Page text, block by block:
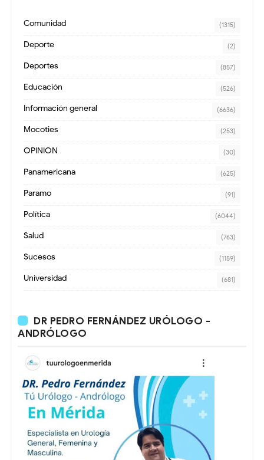
Comunidad (1315)
Deporte (2)
Deportes (857)
Educación (526)
Información general (6636)
Mocoties (253)
OPINION (30)
Panamericana (625)
Paramo (91)
Política (6044)
Salud (763)
Sucesos (1159)
Universidad (681)
DR PEDRO FERNÁNDEZ URÓLOGO -
ANDRÓLOGO